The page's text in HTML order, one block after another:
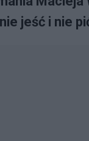
jeść i nie